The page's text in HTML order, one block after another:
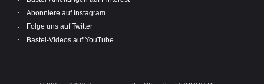
Abonniere auf Instagram
Folge uns auf Twitter
Bastel-Videos auf YouTube